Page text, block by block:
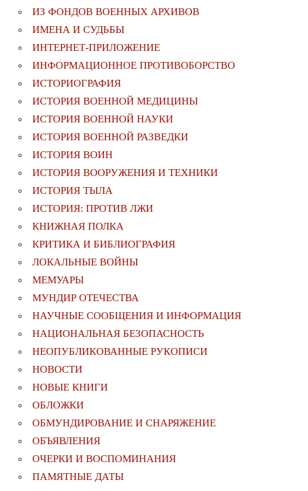
ИЗ ФОНДОВ ВОЕННЫХ АРХИВОВ
ИМЕНА И СУДЬБЫ
ИНТЕРНЕТ-ПРИЛОЖЕНИЕ
ИНФОРМАЦИОННОЕ ПРОТИВОБОРСТВО
ИСТОРИОГРАФИЯ
ИСТОРИЯ ВОЕННОЙ МЕДИЦИНЫ
ИСТОРИЯ ВОЕННОЙ НАУКИ
ИСТОРИЯ ВОЕННОЙ РАЗВЕДКИ
ИСТОРИЯ ВОИН
ИСТОРИЯ ВООРУЖЕНИЯ И ТЕХНИКИ
ИСТОРИЯ ТЫЛА
ИСТОРИЯ: ПРОТИВ ЛЖИ
КНИЖНАЯ ПОЛКА
КРИТИКА И БИБЛИОГРАФИЯ
ЛОКАЛЬНЫЕ ВОЙНЫ
МЕМУАРЫ
МУНДИР ОТЕЧЕСТВА
НАУЧНЫЕ СООБЩЕНИЯ И ИНФОРМАЦИЯ
НАЦИОНАЛЬНАЯ БЕЗОПАСНОСТЬ
НЕОПУБЛИКОВАННЫЕ РУКОПИСИ
НОВОСТИ
НОВЫЕ КНИГИ
ОБЛОЖКИ
ОБМУНДИРОВАНИЕ И СНАРЯЖЕНИЕ
ОБЪЯВЛЕНИЯ
ОЧЕРКИ И ВОСПОМИНАНИЯ
ПАМЯТНЫЕ ДАТЫ